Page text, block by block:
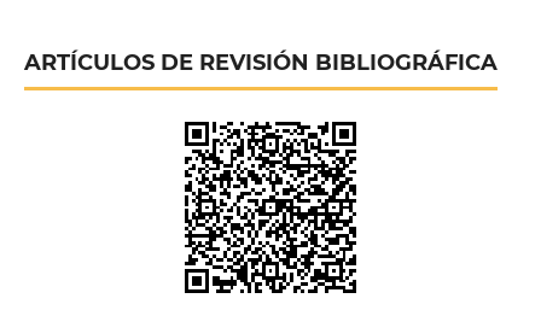
ARTÍCULOS DE REVISIÓN BIBLIOGRÁFICA